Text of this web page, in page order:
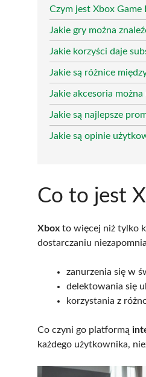
Czym jest Xbox Game
Jakie gry można
Jakie korzyści daje
Jakie są różnice
Jakie akcesoria
Jakie są najlepsze
Jakie są opinie
Co to jest
Xbox to więcej niż tylko
dostarczaniu
zanurzenia się w
delektowania się
korzystania z
Co czyni go platformą
każdego użytkownika,